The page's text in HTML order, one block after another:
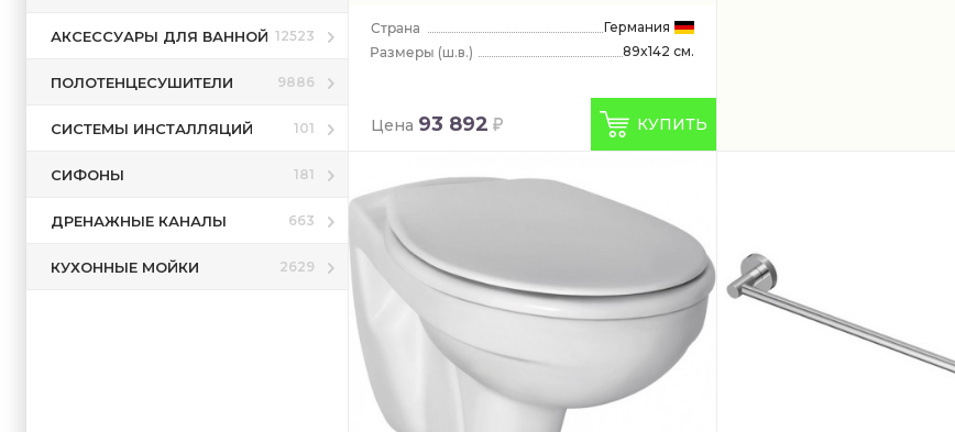
АКСЕССУАРЫ ДЛЯ ВАННОЙ 12523
ПОЛОТЕНЦЕСУШИТЕЛИ 9886
СИСТЕМЫ ИНСТАЛЛЯЦИЙ 101
СИФОНЫ 181
ДРЕНАЖНЫЕ КАНАЛЫ 663
КУХОННЫЕ МОЙКИ 2629
Германия
(ш.в.)
89x142 см.
Цена 93 892 КУПИТЬ